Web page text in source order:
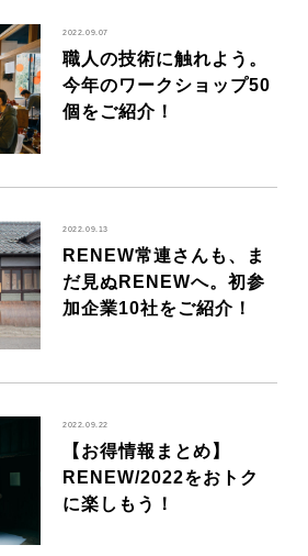
2022.09.07
職人の技術に触れよう。
今年のワークショップ50
個をご紹介！
2022.09.13
RENEW常連さんも、ま
だ見ぬRENEWへ。初参
加企業10社をご紹介！
2022.09.22
【お得情報まとめ】
RENEW/2022をおトク
に楽しもう！